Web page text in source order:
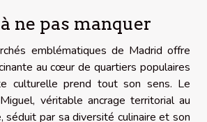
ne pas manquer
emblématiques de Madrid offre
au cœur de quartiers populaires
culturelle prend tout son sens. Le
véritable ancrage territorial au
séduit par sa diversité culinaire et son